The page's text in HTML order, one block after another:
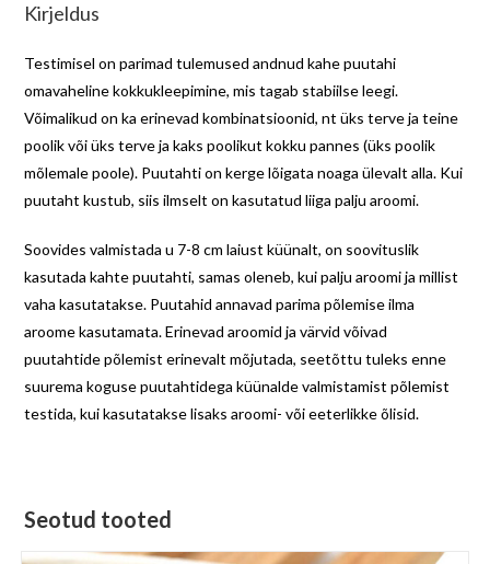
Kirjeldus
Testimisel on parimad tulemused andnud kahe puutahi
omavaheline kokkukleepimine, mis tagab stabiilse leegi.
Võimalikud on ka erinevad kombinatsioonid, nt üks terve ja teine
poolik või üks terve ja kaks poolikut kokku pannes (üks poolik
mõlemale poole). Puutahti on kerge lõigata noaga ülevalt alla. Kui
puutaht kustub, siis ilmselt on kasutatud liiga palju aroomi.
Soovides valmistada u 7-8 cm laiust küünalt, on soovituslik
kasutada kahte puutahti, samas oleneb, kui palju aroomi ja millist
vaha kasutatakse. Puutahid annavad parima põlemise ilma
aroome kasutamata. Erinevad aroomid ja värvid võivad
puutahtide põlemist erinevalt mõjutada, seetõttu tuleks enne
suurema koguse puutahtidega küünalde valmistamist põlemist
testida, kui kasutatakse lisaks aroomi- või eeterlikke õlisid.
Seotud tooted